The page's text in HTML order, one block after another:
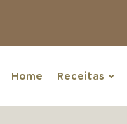
Home Receitas